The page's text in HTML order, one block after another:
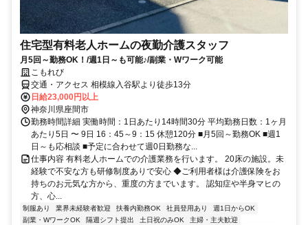
住宅型有料老人ホームの夜勤介護スタッフ
月5回～勤務OK！/週1日～も可能♪/副業・Wワーク可能
こもれび
交通・アクセス 相模線入谷駅より徒歩13分
日給23,000円以上
神奈川県座間市
勤務時間詳細 実働時間：1日あたり14時間30分 平均勤務日数：1ヶ月
あたり5日 〜 9日 16：45～9：15 休憩120分 ■月5回～勤務OK ■週1
日～も応相談 ■予定に合わせて週0日勤務な...
仕事内容 有料老人ホームでの介護業務を行います。 20床の施設。未
経験で不安な方も研修制度ありで安心 ◆ご利用者様は介護保険をお
持ちのお元気な方から、重度の方までいます。 認知症や半身マヒの
方、心...
制服あり 業界未経験者歓迎 扶養内勤務OK 社員登用あり
週1日からOK
副業・WワークOK
隔週シフト提出 土日祝のみOK
主婦・主夫歓迎